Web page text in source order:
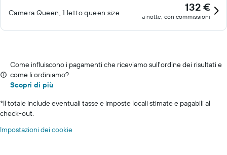
Camera Queen, 1 letto queen size 132 €
a notte, con commissioni
Come influiscono i pagamenti che riceviamo sull'ordine dei risultati e
come li ordiniamo?
Scopri di più
*Il totale include eventuali tasse e imposte locali stimate e pagabili al
check-out.
Impostazioni dei cookie